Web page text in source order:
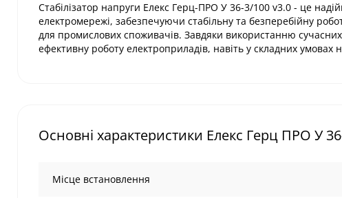
Стабілізатор напруги Елекс Герц-ПРО У 36-3/100 v3.0 - це
електромережі, забезпечуючи стабільну та безперебійну
для промислових споживачів. Завдяки використанню сучасних
ефективну роботу електроприладів, навіть у складних умовах
Основні характеристики Елекс Герц ПРО У
Місце встановлення